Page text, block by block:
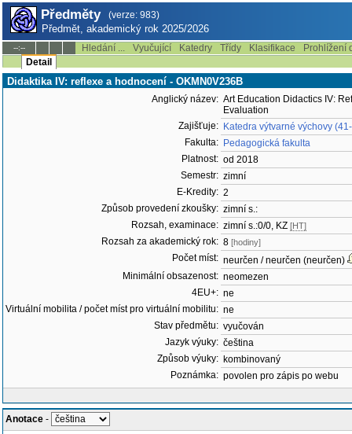
Předměty (verze: 983)
Předmět, akademický rok 2025/2026
--:-- Hledání ... Vyučující Katedry Třídy Klasifikace
Prohlížení
Detail
Didaktika IV: reflexe a hodnocení - OKMN0V236B
Anglický název: Art Education Didactics IV:
Evaluation
Zajišťuje: Katedra výtvarné výchovy
Fakulta: Pedagogická fakulta
Platnost: od 2018
Semestr: zimní
E-Kredity: 2
Způsob provedení zkoušky: zimní s.:
Rozsah, examinace: zimní s.:0/0, KZ [HT]
Rozsah za akademický rok: 8 [hodiny]
Počet míst: neurčen / neurčen (neurčen)
Minimální obsazenost: neomezen
4EU+: ne
Virtuální mobilita / počet míst pro virtuální mobilitu: ne
Stav předmětu: vyučován
Jazyk výuky: čeština
Způsob výuky: kombinovaný
Poznámka: povolen pro zápis po webu
Anotace -